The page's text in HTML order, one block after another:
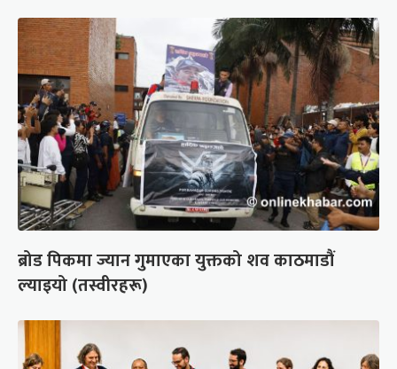
ब्रोड पिकमा ज्यान गुमाएका युक्तको शव काठमाडौं
ल्याइयो (तस्वीरहरू)